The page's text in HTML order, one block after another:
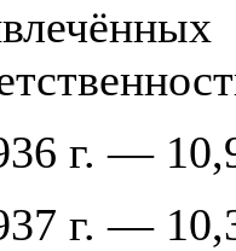
г. —
г. —